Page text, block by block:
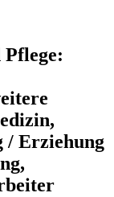
/ Erziehung